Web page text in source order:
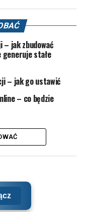
jak zbudować
stałe
– jak go ustawić
– co będzie